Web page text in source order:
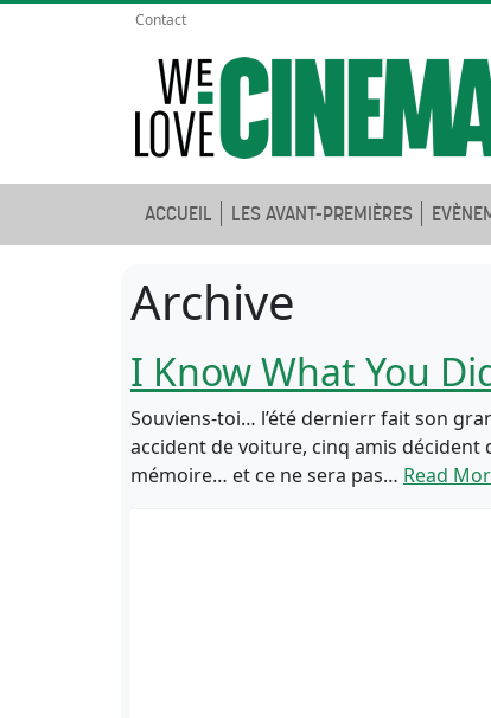
Contact
ACCUEIL LES AVANT-PREMIÈRES
Archive
I Know What You
Souviens-toi… l’été dernierr fait son
accident de voiture, cinq amis décident
mémoire… et ce ne sera pas… Read